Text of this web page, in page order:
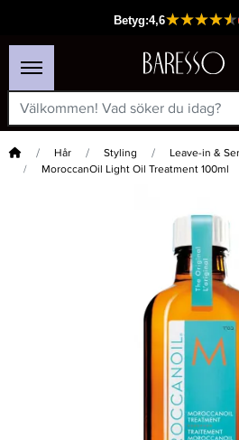
Hem Hår Styling
Leave-in &
MoroccanOil Light Oil Treatment 100ml
Moroccanoil Hydrating